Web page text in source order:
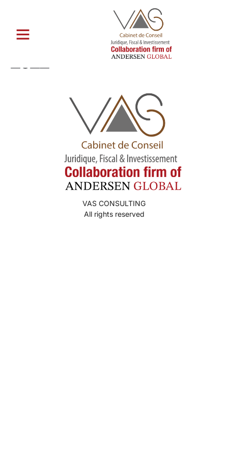
Catégorie : Beste Mail -
Bestellung Braut Websites
2022
VAS CONSULTING
All rights reserved